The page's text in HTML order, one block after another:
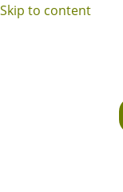
Skip to content